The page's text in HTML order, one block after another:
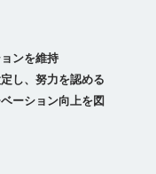
ンを維持
し、努力を認める
ーション向上を図